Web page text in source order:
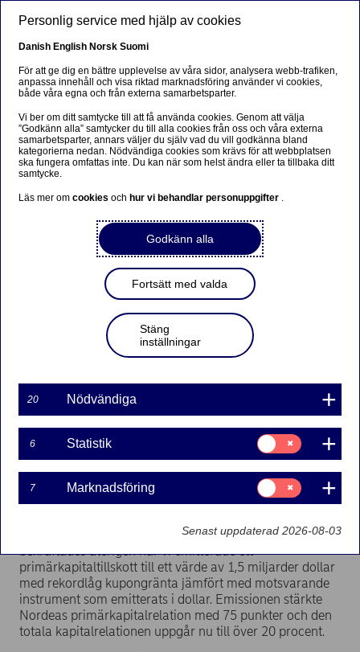
Beklager...
Siden findes desværre ikke på dansk
Bliv på siden|Fortsæt til en relateret side på dansk
Delårsrapport för tredje
kvartalet 2014
Regulatoriskt pressmeddelande | 2014-10-22 07:00
”Vi fortsätter att välkomna fler nya kunder. Spararna
visar också ökat förtroende för oss och under tredje
kvartalet passerade vårt förvaltade kapital 250 md euro.
Intäkterna står sig bra trots fortsatt ekonomisk motvind
och det är tydligt att vi är på väg att uppnå vårt
kostnadsmål. Kreditkvaliteten fortsätter att förbättras
och kreditförlusterna ligger nu under det 10-åriga
genomsnittet.
Att Nordeas anses som en av världens säkraste banker
bekräftades återigen när vi emitterade ett
primärkapitaltillskott till ett värde av 1,5 miljarder dollar
med rekordlåg kupongränta jämfört med motsvarande
instrument som emitterats i dollar. Emissionen stärkte
Nordeas primärkapitalrelation med 75 punkter och den
totala kapitalrelationen uppgår nu till över 20 procent.
Personlig service med hjälp av cookies
Danish English Norsk Suomi
För att ge dig en bättre upplevelse av våra sidor, analysera webb-trafiken,
anpassa innehåll och visa riktad marknadsföring använder vi cookies,
både våra egna och från externa samarbetsparter.
Vi ber om ditt samtycke till att få använda cookies. Genom att välja
”Godkänn alla” samtycker du till alla cookies från oss och våra externa
samarbetsparter, annars väljer du själv vad du vill godkänna bland
kategorierna nedan. Nödvändiga cookies som krävs för att webbplatsen
ska fungera omfattas inte. Du kan när som helst ändra eller ta tillbaka ditt
samtycke.
Läs mer omcookiesoch hur vi behandlar personuppgifter .
Godkänn alla
Fortsätt med valda
Stäng
inställningar
20 Nödvändiga
6 Statistik
Samtycke
för:
Statistik
7 Marknadsföring
Samtycke
för:
Marknadsföring
Senast uppdaterad 2026-08-03